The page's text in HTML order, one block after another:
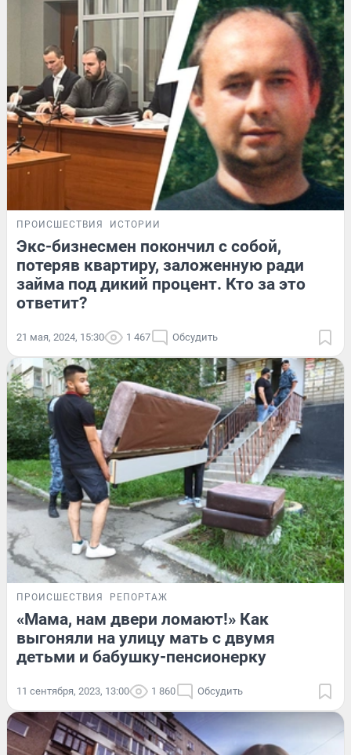
ПРОИСШЕСТВИЯ ИСТОРИИ
Экс-бизнесмен покончил с собой,
потеряв квартиру, заложенную ради
займа под дикий процент. Кто за это
ответит?
21 мая, 2024, 15:30 1 467 Обсудить
ПРОИСШЕСТВИЯ РЕПОРТАЖ
«Мама, нам двери ломают!» Как
выгоняли на улицу мать с двумя
детьми и бабушку-пенсионерку
11 сентября, 2023, 13:00 1 860 Обсудить